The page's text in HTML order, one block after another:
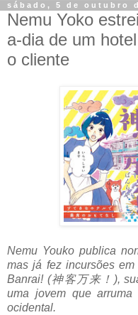
sábado, 5 de outubro
Nemu Yoko
a-dia de um
o cliente
Nemu Youko publica
mas já fez incursões
Banrai! (神客万来！),
uma jovem que
ocidental.